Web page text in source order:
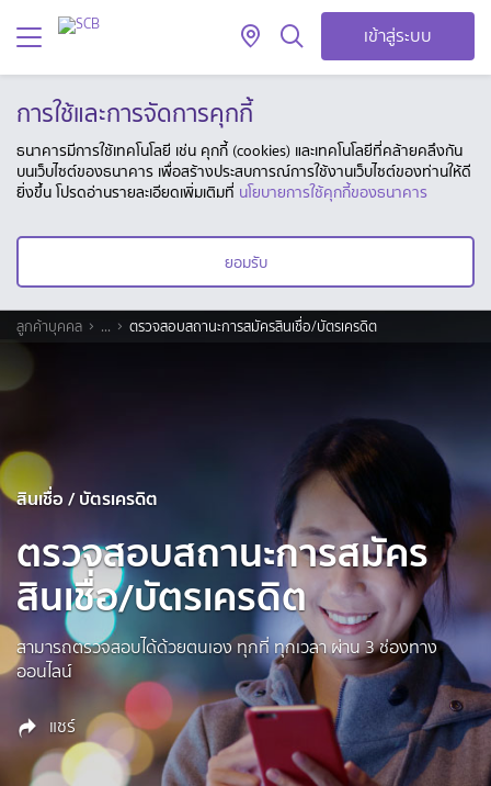
เข้าสู่ระบบ
การใช้และการจัดการคุกกี้
ธนาคารมีการใช้เทคโนโลยี เช่น คุกกี้ (cookies) และเทคโนโลยีที่คล้ายคลึงกัน
บนเว็บไซต์ของธนาคาร เพื่อสร้างประสบการณ์การใช้งานเว็บไซต์ของท่านให้ดี
ยิ่งขึ้น โปรดอ่านรายละเอียดเพิ่มเติมที่ นโยบายการใช้คุกกี้ของธนาคาร
ยอมรับ
ลูกค้าบุคคล ... ตรวจสอบสถานะการสมัครสินเชื่อ/บัตรเครดิต
สินเชื่อ / บัตรเครดิต
ตรวจสอบสถานะการสมัคร
สินเชื่อ/บัตรเครดิต
สามารถตรวจสอบได้ด้วยตนเอง ทุกที่ ทุกเวลา ผ่าน 3 ช่องทาง
ออนไลน์
แชร์